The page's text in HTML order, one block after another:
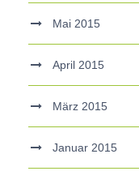
Mai 2015
April 2015
März 2015
Januar 2015